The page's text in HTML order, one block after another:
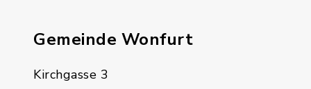
Gemeinde Wonfurt
Kirchgasse 3